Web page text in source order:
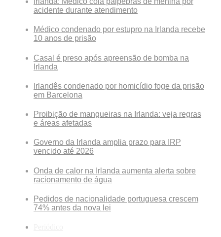
acidente durante atendimento
Médico condenado por estupro na Irlanda recebe
10 anos de prisão
Casal é preso após apreensão de bomba na
Irlanda
Irlandês condenado por homicídio foge da prisão
em Barcelona
Proibição de mangueiras na Irlanda: veja regras
e áreas afetadas
Governo da Irlanda amplia prazo para IRP
vencido até 2026
Onda de calor na Irlanda aumenta alerta sobre
racionamento de água
Pedidos de nacionalidade portuguesa crescem
74% antes da nova lei